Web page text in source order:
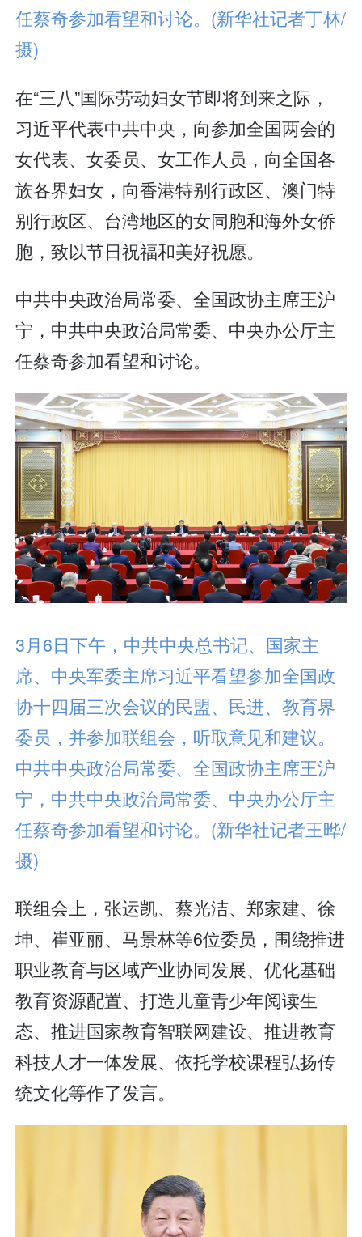
任蔡奇参加看望和讨论。(新华社记者丁林/
摄)
在“三八”国际劳动妇女节即将到来之际，
习近平代表中共中央，向参加全国两会的
女代表、女委员、女工作人员，向全国各
族各界妇女，向香港特别行政区、澳门特
别行政区、台湾地区的女同胞和海外女侨
胞，致以节日祝福和美好祝愿。
中共中央政治局常委、全国政协主席王沪
宁，中共中央政治局常委、中央办公厅主
任蔡奇参加看望和讨论。
3月6日下午，中共中央总书记、国家主
席、中央军委主席习近平看望参加全国政
协十四届三次会议的民盟、民进、教育界
委员，并参加联组会，听取意见和建议。
中共中央政治局常委、全国政协主席王沪
宁，中共中央政治局常委、中央办公厅主
任蔡奇参加看望和讨论。(新华社记者王晔/
摄)
联组会上，张运凯、蔡光洁、郑家建、徐
坤、崔亚丽、马景林等6位委员，围绕推进
职业教育与区域产业协同发展、优化基础
教育资源配置、打造儿童青少年阅读生
态、推进国家教育智联网建设、推进教育
科技人才一体发展、依托学校课程弘扬传
统文化等作了发言。